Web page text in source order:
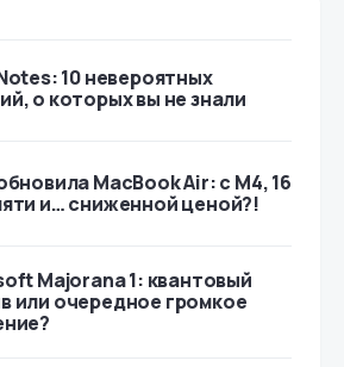
10 невероятных
о которых вы не знали
MacBook Air: с M4, 16
и… сниженной ценой?!
Majorana 1: квантовый
или очередное громкое